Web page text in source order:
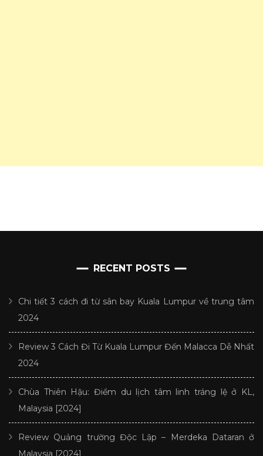
RECENT POSTS
Chi tiết 3 cách đi từ sân bay Kuala Lumpur về trung tâm
2024
Review 3 Cách Đi Từ Kuala Lumpur Đến Malacca Dễ Nhất
2024
Chùa Thiên Hậu: Điểm du lịch tâm linh tráng lệ ở KL,
Malaysia [2024]
Review Quảng trường Độc Lập – Merdeka Dataran ở
Malaysia [2024]